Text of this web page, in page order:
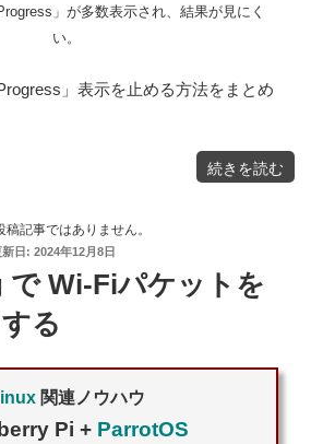
」が多数表示され、結果が見にく
い。
」表示を止める方法をまとめ
"ffuf
Progress
表
続きを読む
記事ではありません。
2024年12月8日
Wi-Fiパケットを
る
関連ノウハウ
Pi + ParrotOS